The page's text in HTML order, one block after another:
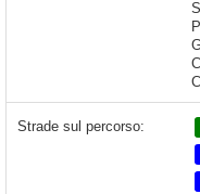
Strade sul percorso: